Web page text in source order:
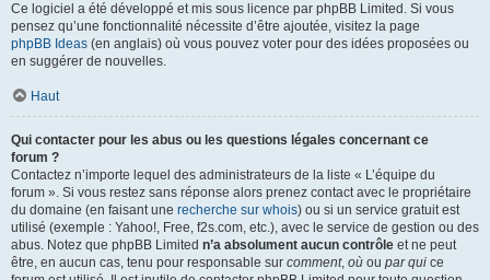
Ce logiciel a été développé et mis sous licence par phpBB Limited. Si vous
pensez qu’une fonctionnalité nécessite d’être ajoutée, visitez la page
phpBB Ideas (en anglais) où vous pouvez voter pour des idées proposées ou
en suggérer de nouvelles.
Haut
Qui contacter pour les abus ou les questions légales concernant ce
forum ?
Contactez n’importe lequel des administrateurs de la liste « L’équipe du
forum ». Si vous restez sans réponse alors prenez contact avec le propriétaire
du domaine (en faisant une recherche sur whois) ou si un service gratuit est
utilisé (exemple : Yahoo!, Free, f2s.com, etc.), avec le service de gestion ou des
abus. Notez que phpBB Limited n’a absolument aucun contrôle et ne peut
être, en aucun cas, tenu pour responsable sur comment, où ou par qui ce